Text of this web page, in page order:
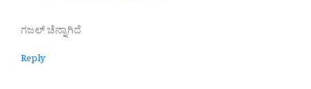
ಗಜಲ್ ಚೆನ್ನಾಗಿದೆ
Reply